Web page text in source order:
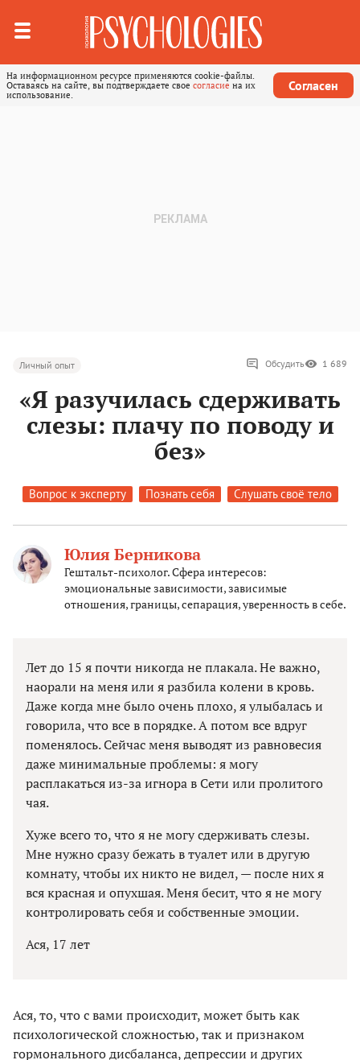
На информационном ресурсе применяются cookie-файлы.
Оставаясь на сайте, вы подтверждаете свое согласие на их
использование.
Согласен
Личный опыт Обсудить 1 689
«Я разучилась сдерживать
слезы: плачу по поводу и
без»
Вопрос к эксперту Познать себя Слушать своё тело
Юлия Берникова
Гештальт-психолог. Сфера интересов:
эмоциональные зависимости, зависимые
отношения, границы, сепарация, уверенность в себе.
Лет до 15 я почти никогда не плакала. Не важно,
наорали на меня или я разбила колени в кровь.
Даже когда мне было очень плохо, я улыбалась и
говорила, что все в порядке. А потом все вдруг
поменялось. Сейчас меня выводят из равновесия
даже минимальные проблемы: я могу
расплакаться из-за игнора в Сети или пролитого
чая.
Хуже всего то, что я не могу сдерживать слезы.
Мне нужно сразу бежать в туалет или в другую
комнату, чтобы их никто не видел, — после них я
вся красная и опухшая. Меня бесит, что я не могу
контролировать себя и собственные эмоции.
Ася, 17 лет
Ася, то, что с вами происходит, может быть как
психологической сложностью, так и признаком
гормонального дисбаланса, депрессии и других